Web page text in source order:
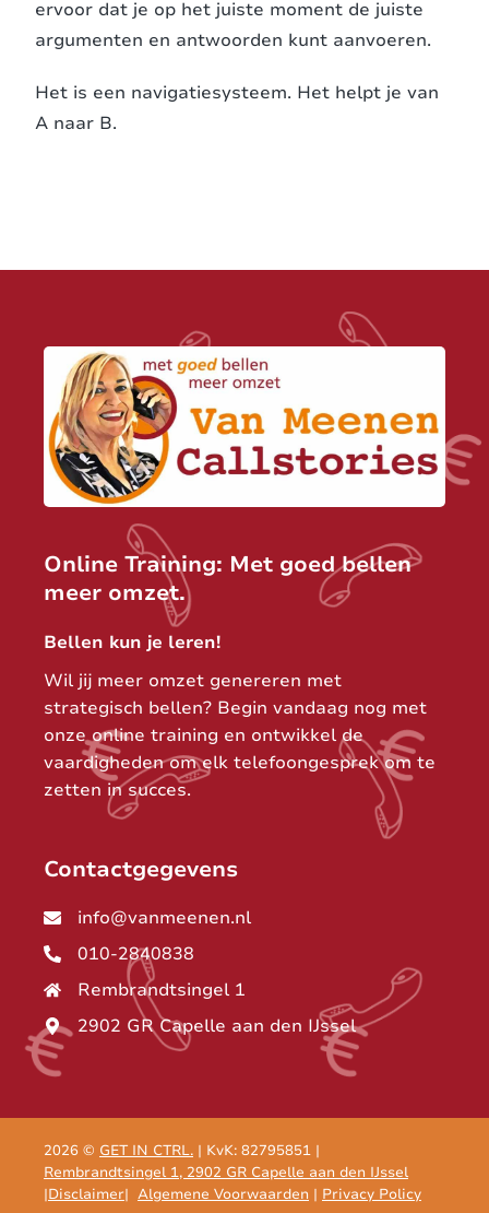
ervoor dat je op het juiste moment de juiste
argumenten en antwoorden kunt aanvoeren.
Het is een navigatiesysteem. Het helpt je van
A naar B.
Online Training: Met goed bellen
meer omzet.
Bellen kun je leren!
Wil jij meer omzet genereren met
strategisch bellen? Begin vandaag nog met
onze online training en ontwikkel de
vaardigheden om elk telefoongesprek om te
zetten in succes.
Contactgegevens
info@vanmeenen.nl
010-2840838
Rembrandtsingel 1
2902 GR Capelle aan den IJssel
2026 © GET IN CTRL. | KvK: 82795851 |
Rembrandtsingel 1, 2902 GR Capelle aan den IJssel
|Disclaimer| Algemene Voorwaarden | Privacy Policy